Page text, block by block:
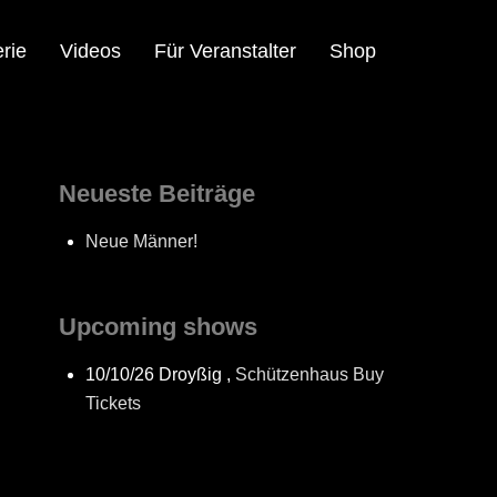
Videos Für Veranstalter Shop
Neueste Beiträge
Neue Männer!
Upcoming shows
10/10/26 Droyßig , Schützenhaus Buy
Tickets